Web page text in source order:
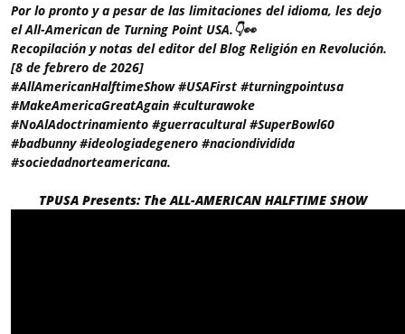
Por lo pronto y a pesar de las limitaciones del idioma, les dejo
el All-American de Turning Point USA.👇👀
Recopilación y notas del editor del Blog Religión en Revolución.
[8 de febrero de 2026]
#AllAmericanHalftimeShow #USAFirst #turningpointusa
#MakeAmericaGreatAgain #culturawoke
#NoAlAdoctrinamiento #guerracultural #SuperBowl60
#badbunny #ideologiadegenero #naciondividida
#sociedadnorteamericana.
TPUSA Presents: The ALL-AMERICAN HALFTIME SHOW